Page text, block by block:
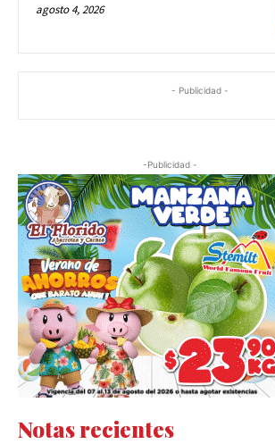
agosto 4, 2026
- Publicidad -
-Publicidad -
Notas recientes